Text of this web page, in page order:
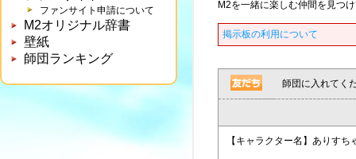
ファンサイト申請について
M2オリジナル辞書
壁紙
師団ランキング
M2を一緒に楽しむ仲間を見つ
掲示板の利用について
師団に入れてく
【キャラクター名】ありすち